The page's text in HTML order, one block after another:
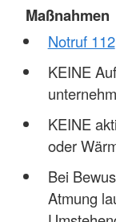
Maßnahmen
Notruf 112
KEINE
KEINE
oder
Bei
Atmung